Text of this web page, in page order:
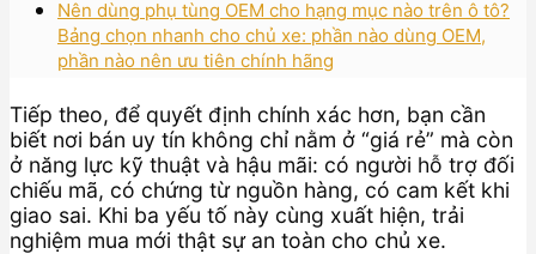
Nên dùng phụ tùng OEM cho hạng mục nào trên ô tô?
Bảng chọn nhanh cho chủ xe: phần nào dùng OEM,
phần nào nên ưu tiên chính hãng
Tiếp theo, để quyết định chính xác hơn, bạn cần
biết nơi bán uy tín không chỉ nằm ở “giá rẻ” mà còn
ở năng lực kỹ thuật và hậu mãi: có người hỗ trợ đối
chiếu mã, có chứng từ nguồn hàng, có cam kết khi
giao sai. Khi ba yếu tố này cùng xuất hiện, trải
nghiệm mua mới thật sự an toàn cho chủ xe.